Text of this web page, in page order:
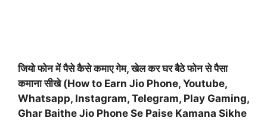
जियो फोन में पैसे कैसे कमाए गेम, खेल कर घर बैठे फोन से पैसा
कमाना सीखे (How to Earn Jio Phone, Youtube,
Whatsapp, Instagram, Telegram, Play Gaming,
Ghar Baithe Jio Phone Se Paise Kamana Sikhe